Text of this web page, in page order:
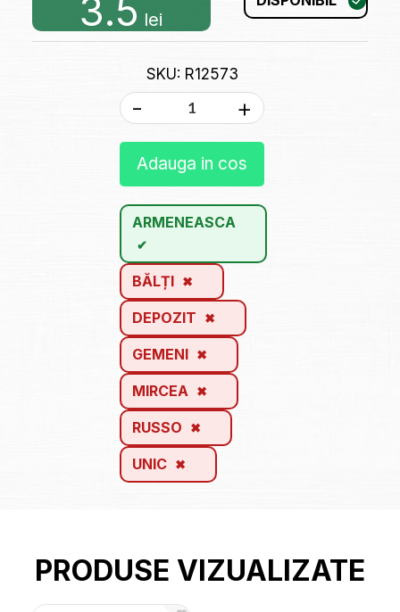
3.5 lei
SKU: R12573
- +
Adauga in cos
ARMENEASCA
BĂLȚI
DEPOZIT
GEMENI
MIRCEA
RUSSO
UNIC
PRODUSE VIZUALIZATE